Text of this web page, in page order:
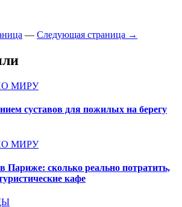
— Следующая страница →
МИРУ
суставов для пожилых на берегу
МИРУ
Париже: сколько реально потратить,
кафе